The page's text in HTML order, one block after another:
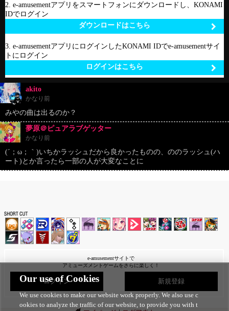
2. e-amusementアプリをスマートフォンにダウンロードし、KONAMI
IDでログイン
ダウンロードはこちら
3. e-amusementアプリにログインしたKONAMI IDでe-amusementサイ
トにログイン
ログインはこちら
akito
かなり前
みやの曲は出るのか？
夢原＠ピュアラブゲッター
かなり前
(´；ω；｀)いちかラッシュだから良かったものの、ののラッシュ(ハ
ート)とか言ったら一部の人が大変なことに
e-amusementサイトで
アミューズメントゲームをさらに楽しく！
ログイン 新規登録
Our use of Cookies
We use cookies to make our website work properly. We also use c
ookies to analyze the traffic of our website, to provide you with t